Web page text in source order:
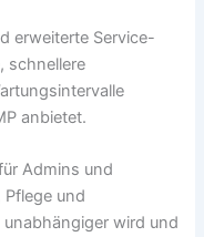
erweiterte Service-
schnellere
anbietet.
Admins und
Pflege und
wird und